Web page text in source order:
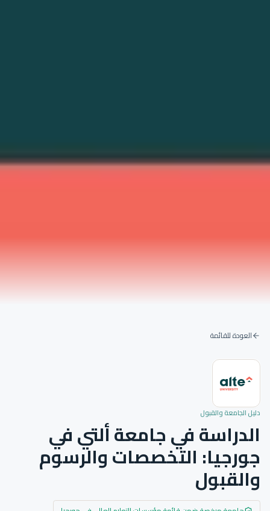
العودة للقائمة
دليل الجامعة والقبول
الدراسة في جامعة ألتي في
جورجيا: التخصصات والرسوم
والقبول